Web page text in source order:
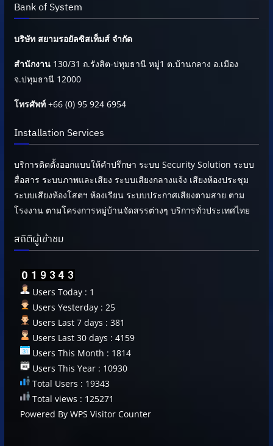
Bank of System
บริษัท สยามรอยัลซิสเท็มส์ จำกัด
สำนักงาน130/31 ถ.รังสิต-ปทุมธานี หมู่1 ต.บ้านกลาง อ.เมือง
จ.ปทุมธานี 12000
โทรศัพท์+66 (0) 95 924 6954
Installation Services
บริการติดตั้งออกแบบให้คำปรึกษา ระบบ Security Solution ระบบ
สื่อสาร ระบบภาพและเสียง ระบบเสียงกลางแจ้ง เสียงห้องประชุม
ระบบเสียงห้องโสตฯ ห้องเรียน ระบบประกาศเสียงตามสาย ตาม
โรงงาน ตามโครงการหมู่บ้านจัดสรรต่างๆ บริการทั่วประเทศไทย
สถิติผู้เข้าชม
Users Today : 1
Users Yesterday : 25
Users Last 7 days : 381
Users Last 30 days : 4159
Users This Month : 1814
Users This Year : 10930
Total Users : 19343
Total views : 125271
Powered By WPS Visitor Counter